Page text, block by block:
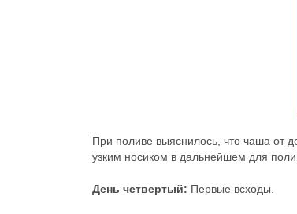
При поливе выяснилось, что чаша от
узким носиком в дальнейшем для
День четвертый: Первые всходы.